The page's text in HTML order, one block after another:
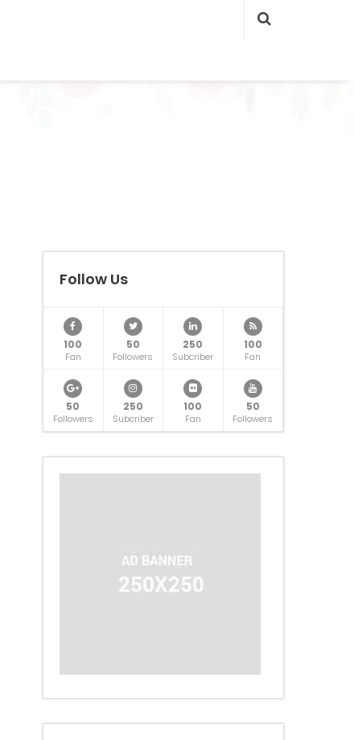
Follow Us
100
Fan
50
Followers
250
Subcriber
100
Fan
50
Followers
250
Subcriber
100
Fan
50
Followers